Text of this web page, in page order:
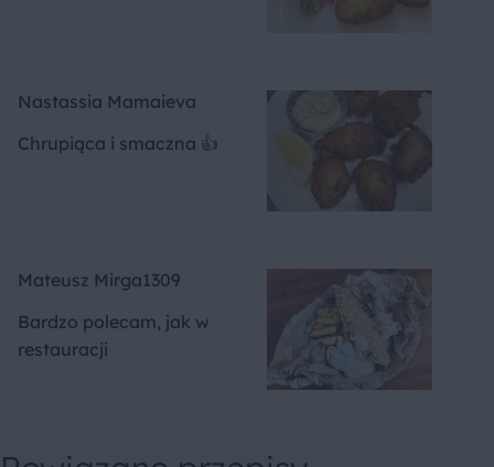
Nastassia Mamaieva
Chrupiąca i smaczna 👍
Mateusz Mirga1309
Bardzo polecam, jak w
restauracji